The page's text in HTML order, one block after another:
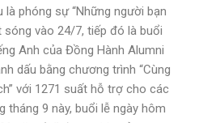
phóng sự “Những người bạn
sóng vào 24/7, tiếp đó là buổi
Anh của Đồng Hành Alumni
dấu bằng chương trình “Cùng
với 1271 suất hỗ trợ cho các
tháng 9 này, buổi lễ ngày hôm